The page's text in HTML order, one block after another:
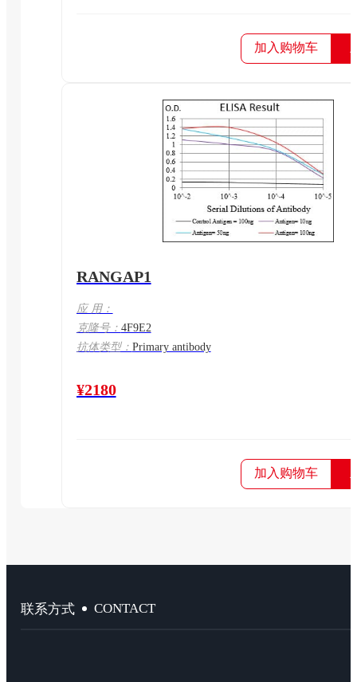
加入购物车
RANGAP1
应 用：
克隆号： 4F9E2
抗体类型： Primary antibody
¥2180
加入购物车
联系方式 CONTACT